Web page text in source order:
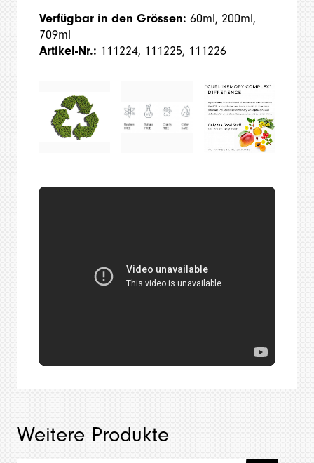
Verfügbar in den Grössen: 60ml, 200ml,
709ml
Artikel-Nr.: 111224, 111225, 111226
Weitere Produkte